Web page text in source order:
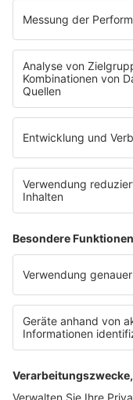
Pressemeldungen
WERBUNG
Mediadaten und
Ansprechpartner
Impressum
Datenschutz
KI-Leitlinie
Die